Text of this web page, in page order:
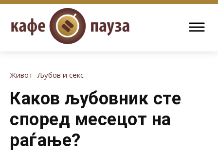
Живот Љубов и секс
Каков љубовник сте
според месецот на
раѓање?